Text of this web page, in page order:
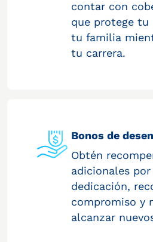
contar con
que protege tu
tu familia
tu carrera.
Bonos de
Obtén
adicionales
dedicación,
compromiso y
alcanzar